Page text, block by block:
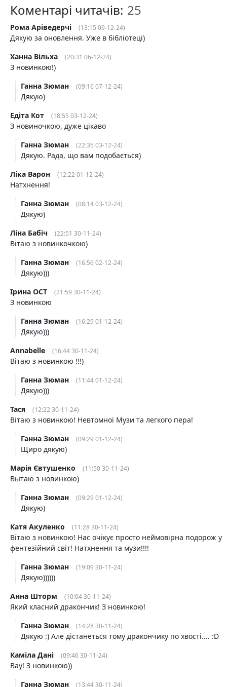
Коментарі читачів:
Рома Аріведерчі (13:15 09-12-24)
Дякую за оновлення. Уже в бібліотеці)
Ханна Вільха
(20:31 06-12-24)
З новинкою!)
Ганна Зюман
(09:16 07-12-24)
Дякую)
Едіта Кот
(18:55 03-12-24)
З новиночкою, дуже цікаво
Ганна Зюман
(22:35 03-12-24)
Дякую. Рада, що вам подобається)
Ліка Варон
(12:22 01-12-24)
Натхнення!
Ганна Зюман
(08:14 03-12-24)
Дякую)
Ліна Бабіч
(22:51 30-11-24)
Вітаю з новинкочкою)
Ганна Зюман
(16:56 02-12-24)
Дякую)))
Ірина ОСТ
(21:59 30-11-24)
З новинкою
Ганна Зюман
(16:29 01-12-24)
Дякую)))
Annabelle
(16:44 30-11-24)
Вітаю з новинкою !!!)
Ганна Зюман
(11:44 01-12-24)
Дякую)))
Тася
(12:22 30-11-24)
Вітаю з новинкою! Невтомної Музи та легкого пера!
Ганна Зюман
(09:29 01-12-24)
Щиро дякую)
Марія Євтушенко
(11:50 30-11-24)
Вытаю з новинкою)
Ганна Зюман
(09:29 01-12-24)
Дякую)
Катя Акуленко
(11:28 30-11-24)
Вітаю з новинкою! Нас очікує просто неймовірна подорож у
фентезійний світ! Натхнення та музи!!!!
Ганна Зюман
(19:09 30-11-24)
Дякую))))))
Анна Шторм
(10:04 30-11-24)
Який класний дракончик! З новинкою!
Ганна Зюман
(14:28 30-11-24)
Дякую :) Але дістанеться тому дракончику по хвості.... :D
Каміла Дані
(09:46 30-11-24)
Вау! З новинкою))
Ганна Зюман
(13:44 30-11-24)